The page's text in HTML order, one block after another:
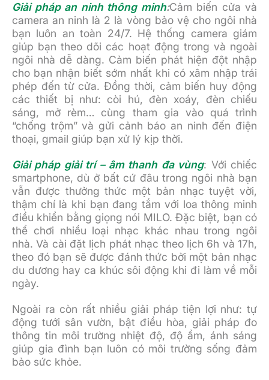
Giải pháp an ninh thông minh:Cảm biến cửa và
camera an ninh là 2 là vòng bảo vệ cho ngôi nhà
bạn luôn an toàn 24/7. Hệ thống camera giám
giúp bạn theo dõi các hoạt động trong và ngoài
ngôi nhà dễ dàng. Cảm biến phát hiện đột nhập
cho bạn nhận biết sớm nhất khi có xâm nhập trái
phép đến từ cửa. Đồng thời, cảm biến huy động
các thiết bị như: còi hú, đèn xoáy, đèn chiếu
sáng, mở rèm… cùng tham gia vào quá trình
“chống trộm” và gửi cảnh báo an ninh đến điện
thoại, gmail giúp bạn xử lý kịp thời.
Giải pháp giải trí – âm thanh đa vùng: Với chiếc
smartphone, dù ở bất cứ đâu trong ngôi nhà bạn
vẫn được thưởng thức một bản nhạc tuyệt vời,
thậm chí là khi bạn đang tắm với loa thông minh
điều khiển bằng giọng nói MILO. Đặc biệt, bạn có
thể chơi nhiều loại nhạc khác nhau trong ngôi
nhà. Và cài đặt lịch phát nhạc theo lịch 6h và 17h,
theo đó bạn sẽ được đánh thức bởi một bản nhạc
du dương hay ca khúc sôi động khi đi làm về mỗi
ngày.
Ngoài ra còn rất nhiều giải pháp tiện lợi như: tự
động tưới sân vườn, bật điều hòa, giải pháp đo
thông tin môi trường nhiệt độ, độ ẩm, ánh sáng
giúp gia đình bạn luôn có môi trường sống đảm
bảo sức khỏe.